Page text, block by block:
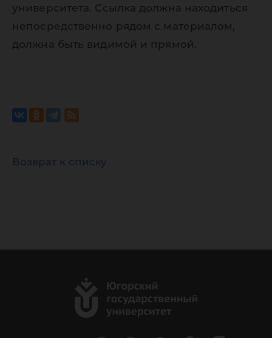
университета. Ссылка должна находиться
непосредственно рядом с материалом,
должна быть видимой и прямой.
Возврат к списку